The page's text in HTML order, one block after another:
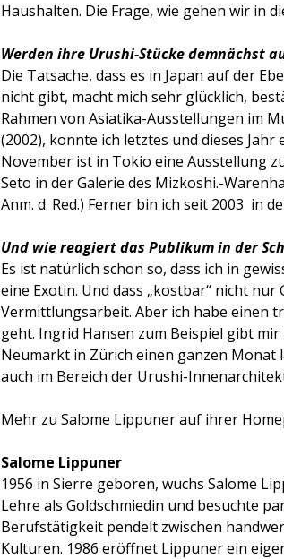
Haushalten. Die Frage, wie gehen wir in
Werden ihre Urushi-Stücke demnächst
Die Tatsache, dass es in Japan auf der
nicht gibt, macht mich sehr glücklich,
Rahmen von Asiatika-Ausstellungen im
(2002), konnte ich letztes und dieses
November ist in Tokio eine Ausstellung
Seto in der Galerie des Mizkoshi.-
Anm. d. Red.) Ferner bin ich seit 2003 in
Und wie reagiert das Publikum in der
Es ist natürlich schon so, dass ich in
eine Exotin. Und dass „kostbar“ nicht
Vermittlungsarbeit. Aber ich habe einen
geht. Ingrid Hansen zum Beispiel gibt
Neumarkt in Zürich einen ganzen Monat
auch im Bereich der Urushi-
Mehr zu Salome Lippuner auf ihrer
Salome Lippuner
1956 in Sierre geboren, wuchs Salome
Lehre als Goldschmiedin und besuchte
Berufstätigkeit pendelt zwischen
Kulturen. 1986 eröffnet Lippuner ein